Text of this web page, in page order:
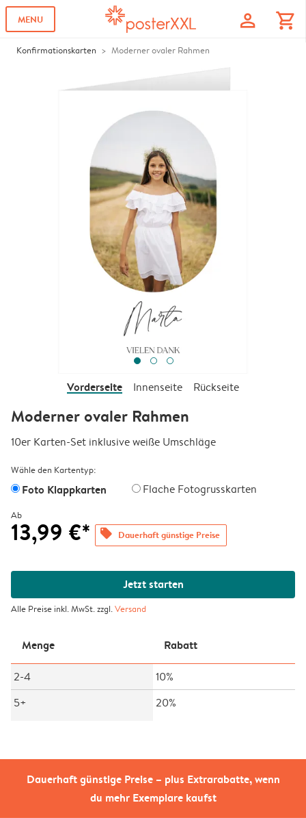
MENU profile shopping_cart
Konfirmationskarten Moderner ovaler Rahmen
Dauerhaft günstige Preise – plus Extrarabatte, wenn
du mehr Exemplare kaufst
Vorderseite Innenseite Rückseite
Moderner ovaler Rahmen
10er Karten-Set inklusive weiße Umschläge
Wähle den Kartentyp:
Foto Klappkarten Flache Fotogrusskarten
Ab
13,99 €* offers Dauerhaft günstige Preise
Jetzt starten
Alle Preise inkl. MwSt. zzgl.Versand
Menge Rabatt
2-4
10%
5+
20%